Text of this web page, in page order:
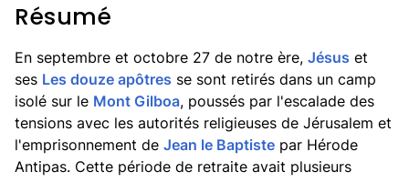
Résumé
En septembre et octobre 27 de notre ère, Jésus et
ses Les douze apôtres se sont retirés dans un camp
isolé sur le Mont Gilboa, poussés par l'escalade des
tensions avec les autorités religieuses de Jérusalem et
l'emprisonnement de Jean le Baptiste par Hérode
Antipas. Cette période de retraite avait plusieurs